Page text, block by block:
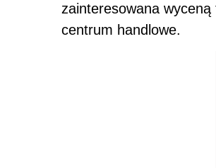
zainteresowana
centrum handlowe.